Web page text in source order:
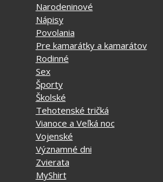
Narodeninové
Nápisy
Povolania
Pre kamarátky a kamarátov
Rodinné
Sex
Športy
Školské
Tehotenské tričká
Vianoce a Veľká noc
Vojenské
Významné dni
Zvierata
MyShirt